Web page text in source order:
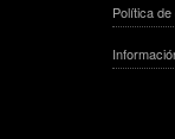
Política